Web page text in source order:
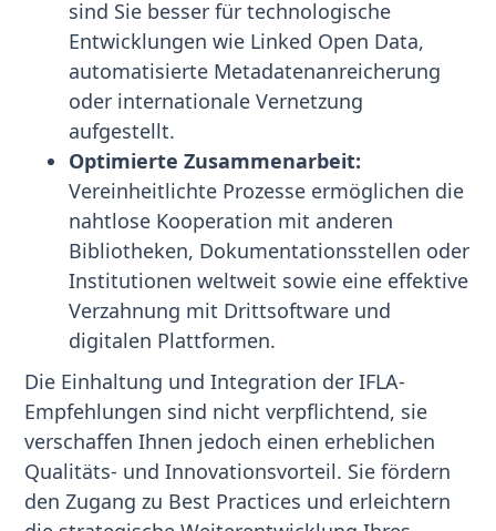
sind Sie besser für technologische
Entwicklungen wie Linked Open Data,
automatisierte Metadatenanreicherung
oder internationale Vernetzung
aufgestellt.
Optimierte Zusammenarbeit:
Vereinheitlichte Prozesse ermöglichen die
nahtlose Kooperation mit anderen
Bibliotheken, Dokumentationsstellen oder
Institutionen weltweit sowie eine effektive
Verzahnung mit Drittsoftware und
digitalen Plattformen.
Die Einhaltung und Integration der IFLA-
Empfehlungen sind nicht verpflichtend, sie
verschaffen Ihnen jedoch einen erheblichen
Qualitäts- und Innovationsvorteil. Sie fördern
den Zugang zu Best Practices und erleichtern